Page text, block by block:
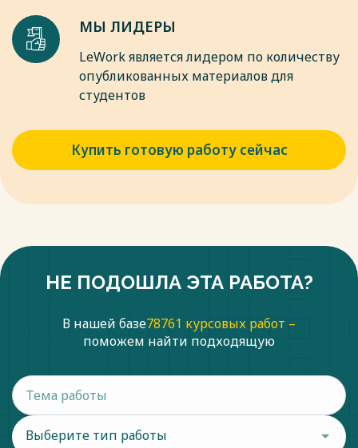
МЫ ЛИДЕРЫ
LeWork является лидером по количеству
опубликованных материалов для
студентов
Купить готовую работу сейчас
НЕ ПОДОШЛА ЭТА РАБОТА?
В нашей базе78761 курсовых работ –
поможем найти подходящую
Выберите тип работы